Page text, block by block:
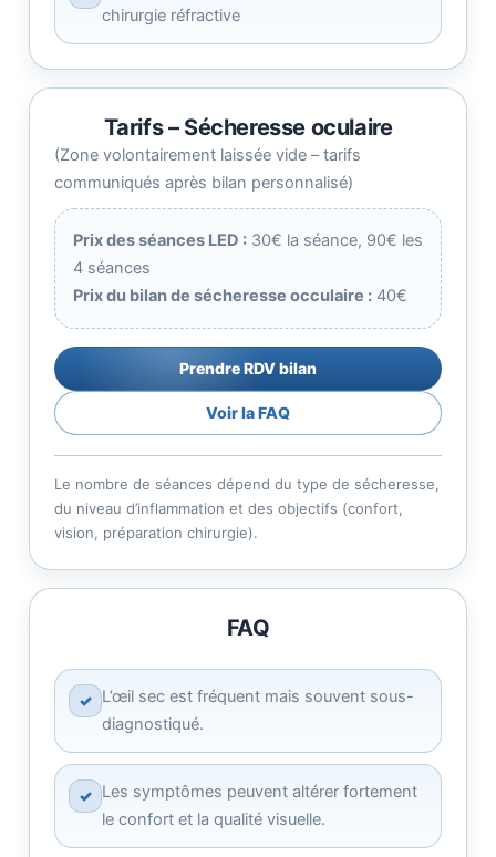
chirurgie réfractive
Tarifs – Sécheresse oculaire
(Zone volontairement laissée vide – tarifs
communiqués après bilan personnalisé)
Prix des séances LED : 30€ la séance, 90€ les
4 séances
Prix du bilan de sécheresse occulaire : 40€
Prendre RDV bilan
Voir la FAQ
Le nombre de séances dépend du type de sécheresse,
du niveau d’inflammation et des objectifs (confort,
vision, préparation chirurgie).
FAQ
✓ L’œil sec est fréquent mais souvent sous-
diagnostiqué.
✓ Les symptômes peuvent altérer fortement
le confort et la qualité visuelle.